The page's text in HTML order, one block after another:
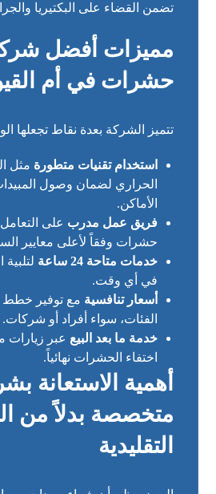
تضمن القضاء على البكتيريا
مميزات أفضل
حشرات في أم
تتميز الشركة بعدة نقاط تجعلها
استخدام تقنيات متطورة مثل
الحراري لضمان وصول
الأماكن.
فريق عمل مدرب على
حشرات وفقاً لأعلى معايير
خدمات متاحة 24 ساعة
في أي وقت.
أسعار تنافسية مع توفير خطط
الفئات، سواء أفراد أو شركات.
خدمة ما بعد البيع عبر زيارات
اختفاء الحشرات نهائياً.
أهمية الاستعانة
متخصصة بدلاً من
التقليدية